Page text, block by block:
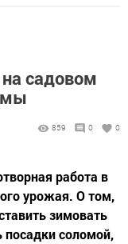
садовом
859 0 0
работа в
урожая. О том,
зимовать
посадки соломой,